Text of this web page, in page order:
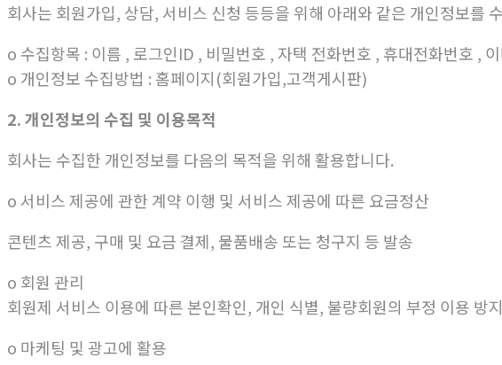
회사는 회원가입, 상담, 서비스 신청 등등을 위해 아래와 같은 개인정보를 수
ο 수집항목 : 이름 , 로그인ID , 비밀번호 , 자택 전화번호 , 휴대전화번호 , 이
ο 개인정보 수집방법 : 홈페이지(회원가입,고객게시판)
2.개인정보의 수집 및 이용목적
회사는 수집한 개인정보를 다음의 목적을 위해 활용합니다.
ο 서비스 제공에 관한 계약 이행 및 서비스 제공에 따른 요금정산
콘텐츠 제공, 구매 및 요금 결제, 물품배송 또는 청구지 등 발송
ο 회원 관리
회원제 서비스 이용에 따른 본인확인, 개인 식별, 불량회원의 부정 이용
ο 마케팅 및 광고에 활용